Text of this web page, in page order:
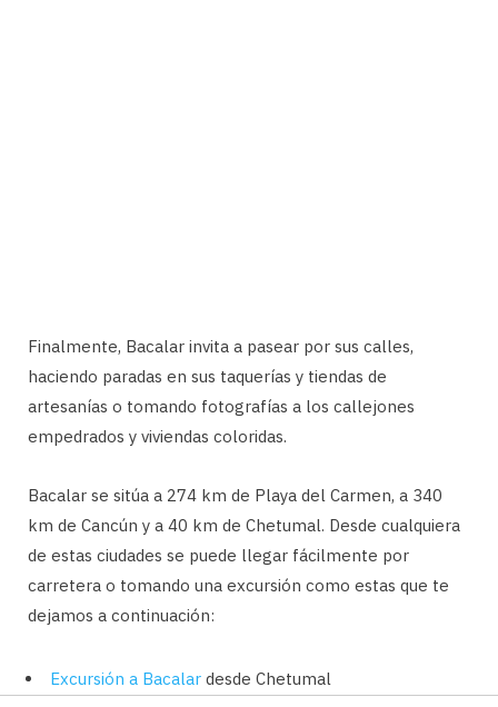
Finalmente, Bacalar invita a pasear por sus calles,
haciendo paradas en sus taquerías y tiendas de
artesanías o tomando fotografías a los callejones
empedrados y viviendas coloridas.
Bacalar se sitúa a 274 km de Playa del Carmen, a 340
km de Cancún y a 40 km de Chetumal. Desde cualquiera
de estas ciudades se puede llegar fácilmente por
carretera o tomando una excursión como estas que te
dejamos a continuación:
Excursión a Bacalar desde Chetumal